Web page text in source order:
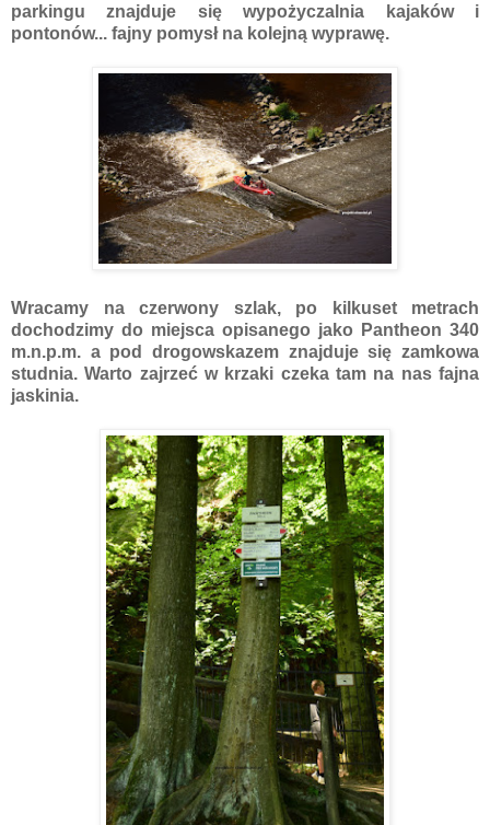
parkingu znajduje się wypożyczalnia kajaków i
pontonów... fajny pomysł na kolejną wyprawę.
Wracamy na czerwony szlak, po kilkuset metrach
dochodzimy do miejsca opisanego jako Pantheon 340
m.n.p.m. a pod drogowskazem znajduje się zamkowa
studnia. Warto zajrzeć w krzaki czeka tam na nas fajna
jaskinia.